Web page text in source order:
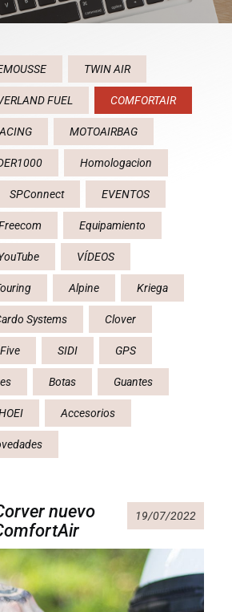
TWIN AIR
FUEL COMFORTAIR
MOTOAIRBAG
Homologacion
SPConnect EVENTOS
Equipamiento
VÍDEOS
Alpine Kriega
Systems Clover
Five SIDI GPS
Botas Guantes
Accesorios
nuevo
19/07/2022